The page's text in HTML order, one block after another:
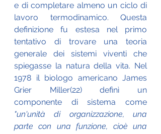
e di completare almeno un ciclo di
lavoro termodinamico. Questa
definizione fu estesa nel primo
tentativo di trovare una teoria
generale dei sistemi viventi che
spiegasse la natura della vita. Nel
1978 il biologo americano James
Grier Miller(22) definì un
"un'unità di organizzazione, una
parte con una funzione, cioè una